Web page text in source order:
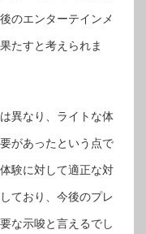
のエンターテインメ
たすと考えられま
異なり、ライトな体
があったという点で
験に対して適正な対
ており、今後のプレ
な示唆と言えるでし